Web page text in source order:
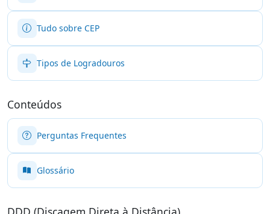
Tudo sobre CEP
Tipos de Logradouros
Conteúdos
Perguntas Frequentes
Glossário